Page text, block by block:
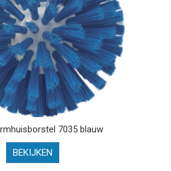
7035 blauw
BEKIJKEN